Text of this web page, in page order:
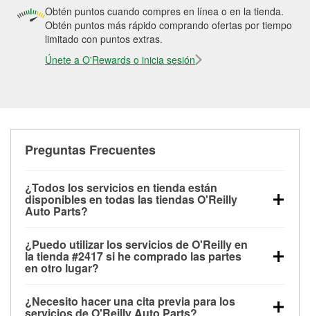
Obtén puntos cuando compres en línea o en la tienda.
Obtén puntos más rápido comprando ofertas por tiempo
limitado con puntos extras.
Únete a O'Rewards o inicia sesión
Preguntas Frecuentes
¿Todos los servicios en tienda están
disponibles en todas las tiendas O'Reilly
Auto Parts?
las pruebas de batería, pruebas de alternador y
motor de arranque, revisión de la luz “Check Engine”
con O'Reilly VeriScan® e instalación de
limpiaparabrisas o bombillas, están disponibles en
todas las tiendas O'Reilly Auto Parts. La tienda
¿Puedo utilizar los servicios de O'Reilly en
la tienda #2417 si he comprado las partes
en otro lugar?
de O'Reilly Auto Parts que estén disponibles en la
¿Necesito hacer una cita previa para los